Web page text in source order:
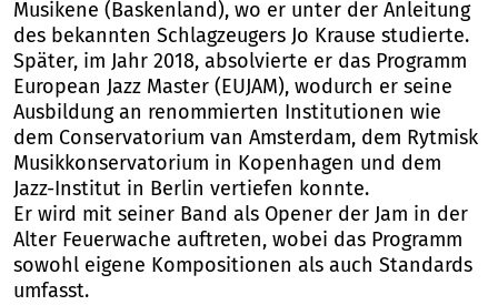
Musikene (Baskenland), wo er unter der Anleitung
des bekannten Schlagzeugers Jo Krause studierte.
Später, im Jahr 2018, absolvierte er das Programm
European Jazz Master (EUJAM), wodurch er seine
Ausbildung an renommierten Institutionen wie
dem Conservatorium van Amsterdam, dem Rytmisk
Musikkonservatorium in Kopenhagen und dem
Jazz-Institut in Berlin vertiefen konnte.
Er wird mit seiner Band als Opener der Jam in der
Alter Feuerwache auftreten, wobei das Programm
sowohl eigene Kompositionen als auch Standards
umfasst.